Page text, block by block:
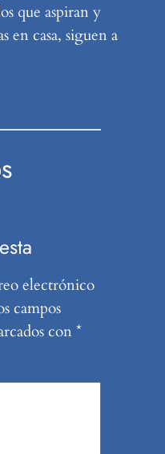
que aspiran y
en casa, siguen a
electrónico
campos
con*